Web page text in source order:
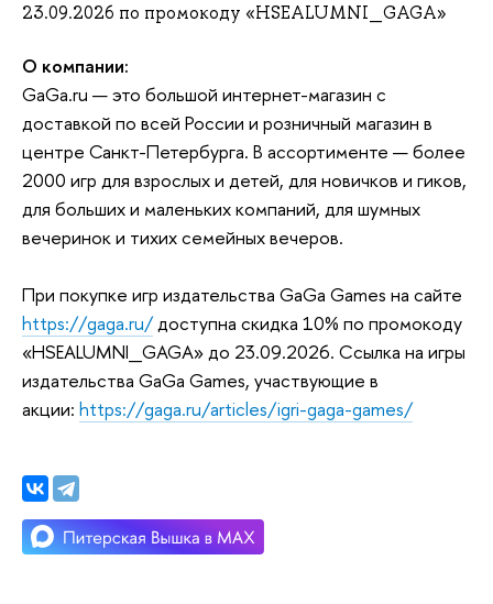
23.09.2026 по промокоду «HSEALUMNI_GAGA»
О компании:
GaGa.ru — это большой интернет-магазин с
доставкой по всей России и розничный магазин в
центре Санкт-Петербурга. В ассортименте — более
2000 игр для взрослых и детей, для новичков и гиков,
для больших и маленьких компаний, для шумных
вечеринок и тихих семейных вечеров.
При покупке игр издательства GaGa Games на сайте
https://gaga.ru/доступна скидка 10% по промокоду
«HSEALUMNI_GAGA» до 23.09.2026. Ссылка на игры
издательства GaGa Games, участвующие в
акции: https://gaga.ru/articles/igri-gaga-games/